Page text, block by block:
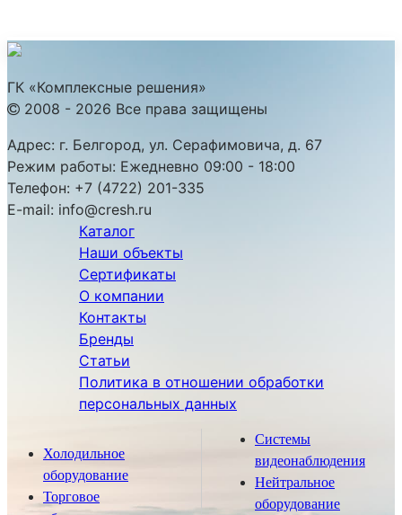
ГК «Комплексные решения»
2008 - 2026 Все права защищены
Адрес: г. Белгород, ул. Серафимовича, д. 67
Режим работы: Ежедневно 09:00 - 18:00
Телефон: +7 (4722) 201-335
E-mail: info@cresh.ru
Каталог
Наши объекты
Сертификаты
О компании
Контакты
Бренды
Статьи
Политика в отношении обработки
персональных данных
Холодильное
оборудование
Торговое
Системы
видеонаблюдения
Нейтральное
оборудование